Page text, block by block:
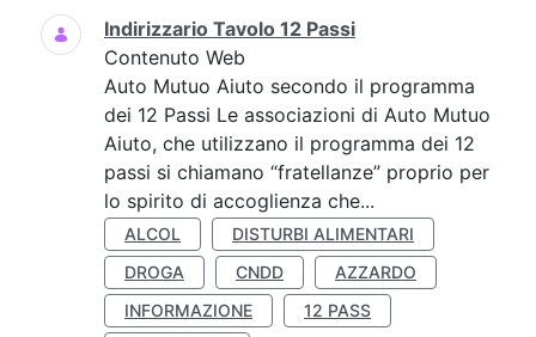
Ricerca
Indirizzario Tavolo 12 Passi
Contenuto Web
Auto Mutuo Aiuto secondo il programma
dei 12 Passi Le associazioni di Auto Mutuo
Aiuto, che utilizzano il programma dei 12
passi si chiamano “fratellanze” proprio per
lo spirito di accoglienza che...
ALCOL
DISTURBI ALIMENTARI
DROGA
CNDD
AZZARDO
INFORMAZIONE
12 PASS